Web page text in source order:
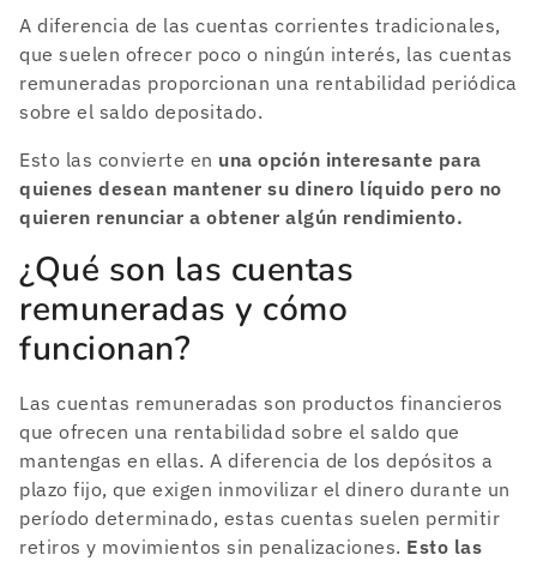
A diferencia de las cuentas corrientes tradicionales,
que suelen ofrecer poco o ningún interés, las cuentas
remuneradas proporcionan una rentabilidad periódica
sobre el saldo depositado.
Esto las convierte en una opción interesante para
quienes desean mantener su dinero líquido pero no
quieren renunciar a obtener algún rendimiento.
¿Qué son las cuentas
remuneradas y cómo
funcionan?
Las cuentas remuneradas son productos financieros
que ofrecen una rentabilidad sobre el saldo que
mantengas en ellas. A diferencia de los depósitos a
plazo fijo, que exigen inmovilizar el dinero durante un
período determinado, estas cuentas suelen permitir
retiros y movimientos sin penalizaciones. Esto las